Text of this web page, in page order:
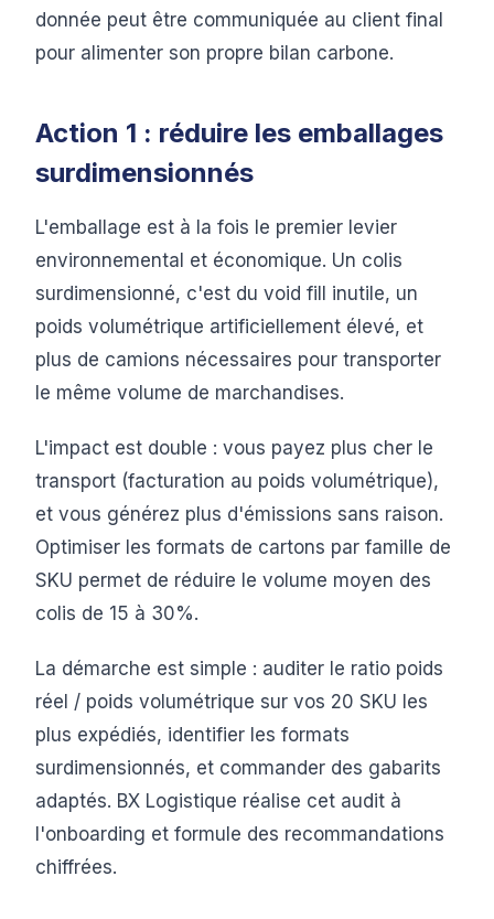
donnée peut être communiquée au client final
pour alimenter son propre bilan carbone.
Action 1 : réduire les emballages
surdimensionnés
L'emballage est à la fois le premier levier
environnemental et économique. Un colis
surdimensionné, c'est du void fill inutile, un
poids volumétrique artificiellement élevé, et
plus de camions nécessaires pour transporter
le même volume de marchandises.
L'impact est double : vous payez plus cher le
transport (facturation au poids volumétrique),
et vous générez plus d'émissions sans raison.
Optimiser les formats de cartons par famille de
SKU permet de réduire le volume moyen des
colis de 15 à 30%.
La démarche est simple : auditer le ratio poids
réel / poids volumétrique sur vos 20 SKU les
plus expédiés, identifier les formats
surdimensionnés, et commander des gabarits
adaptés. BX Logistique réalise cet audit à
l'onboarding et formule des recommandations
chiffrées.